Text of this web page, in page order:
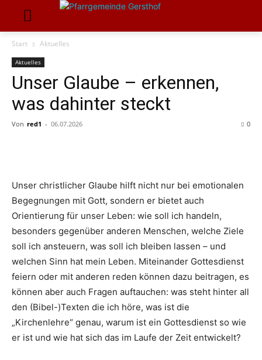
Start Aktuelles
Aktuelles
Unser Glaube – erkennen,
was dahinter steckt
Von red1 - 06.07.2026 0
Unser christlicher Glaube hilft nicht nur bei emotionalen
Begegnungen mit Gott, sondern er bietet auch
Orientierung für unser Leben: wie soll ich handeln,
besonders gegenüber anderen Menschen, welche Ziele
soll ich ansteuern, was soll ich bleiben lassen – und
welchen Sinn hat mein Leben. Miteinander Gottesdienst
feiern oder mit anderen reden können dazu beitragen, es
können aber auch Fragen auftauchen: was steht hinter all
den (Bibel-)Texten die ich höre, was ist die
„Kirchenlehre“ genau, warum ist ein Gottesdienst so wie
er ist und wie hat sich das im Laufe der Zeit entwickelt?